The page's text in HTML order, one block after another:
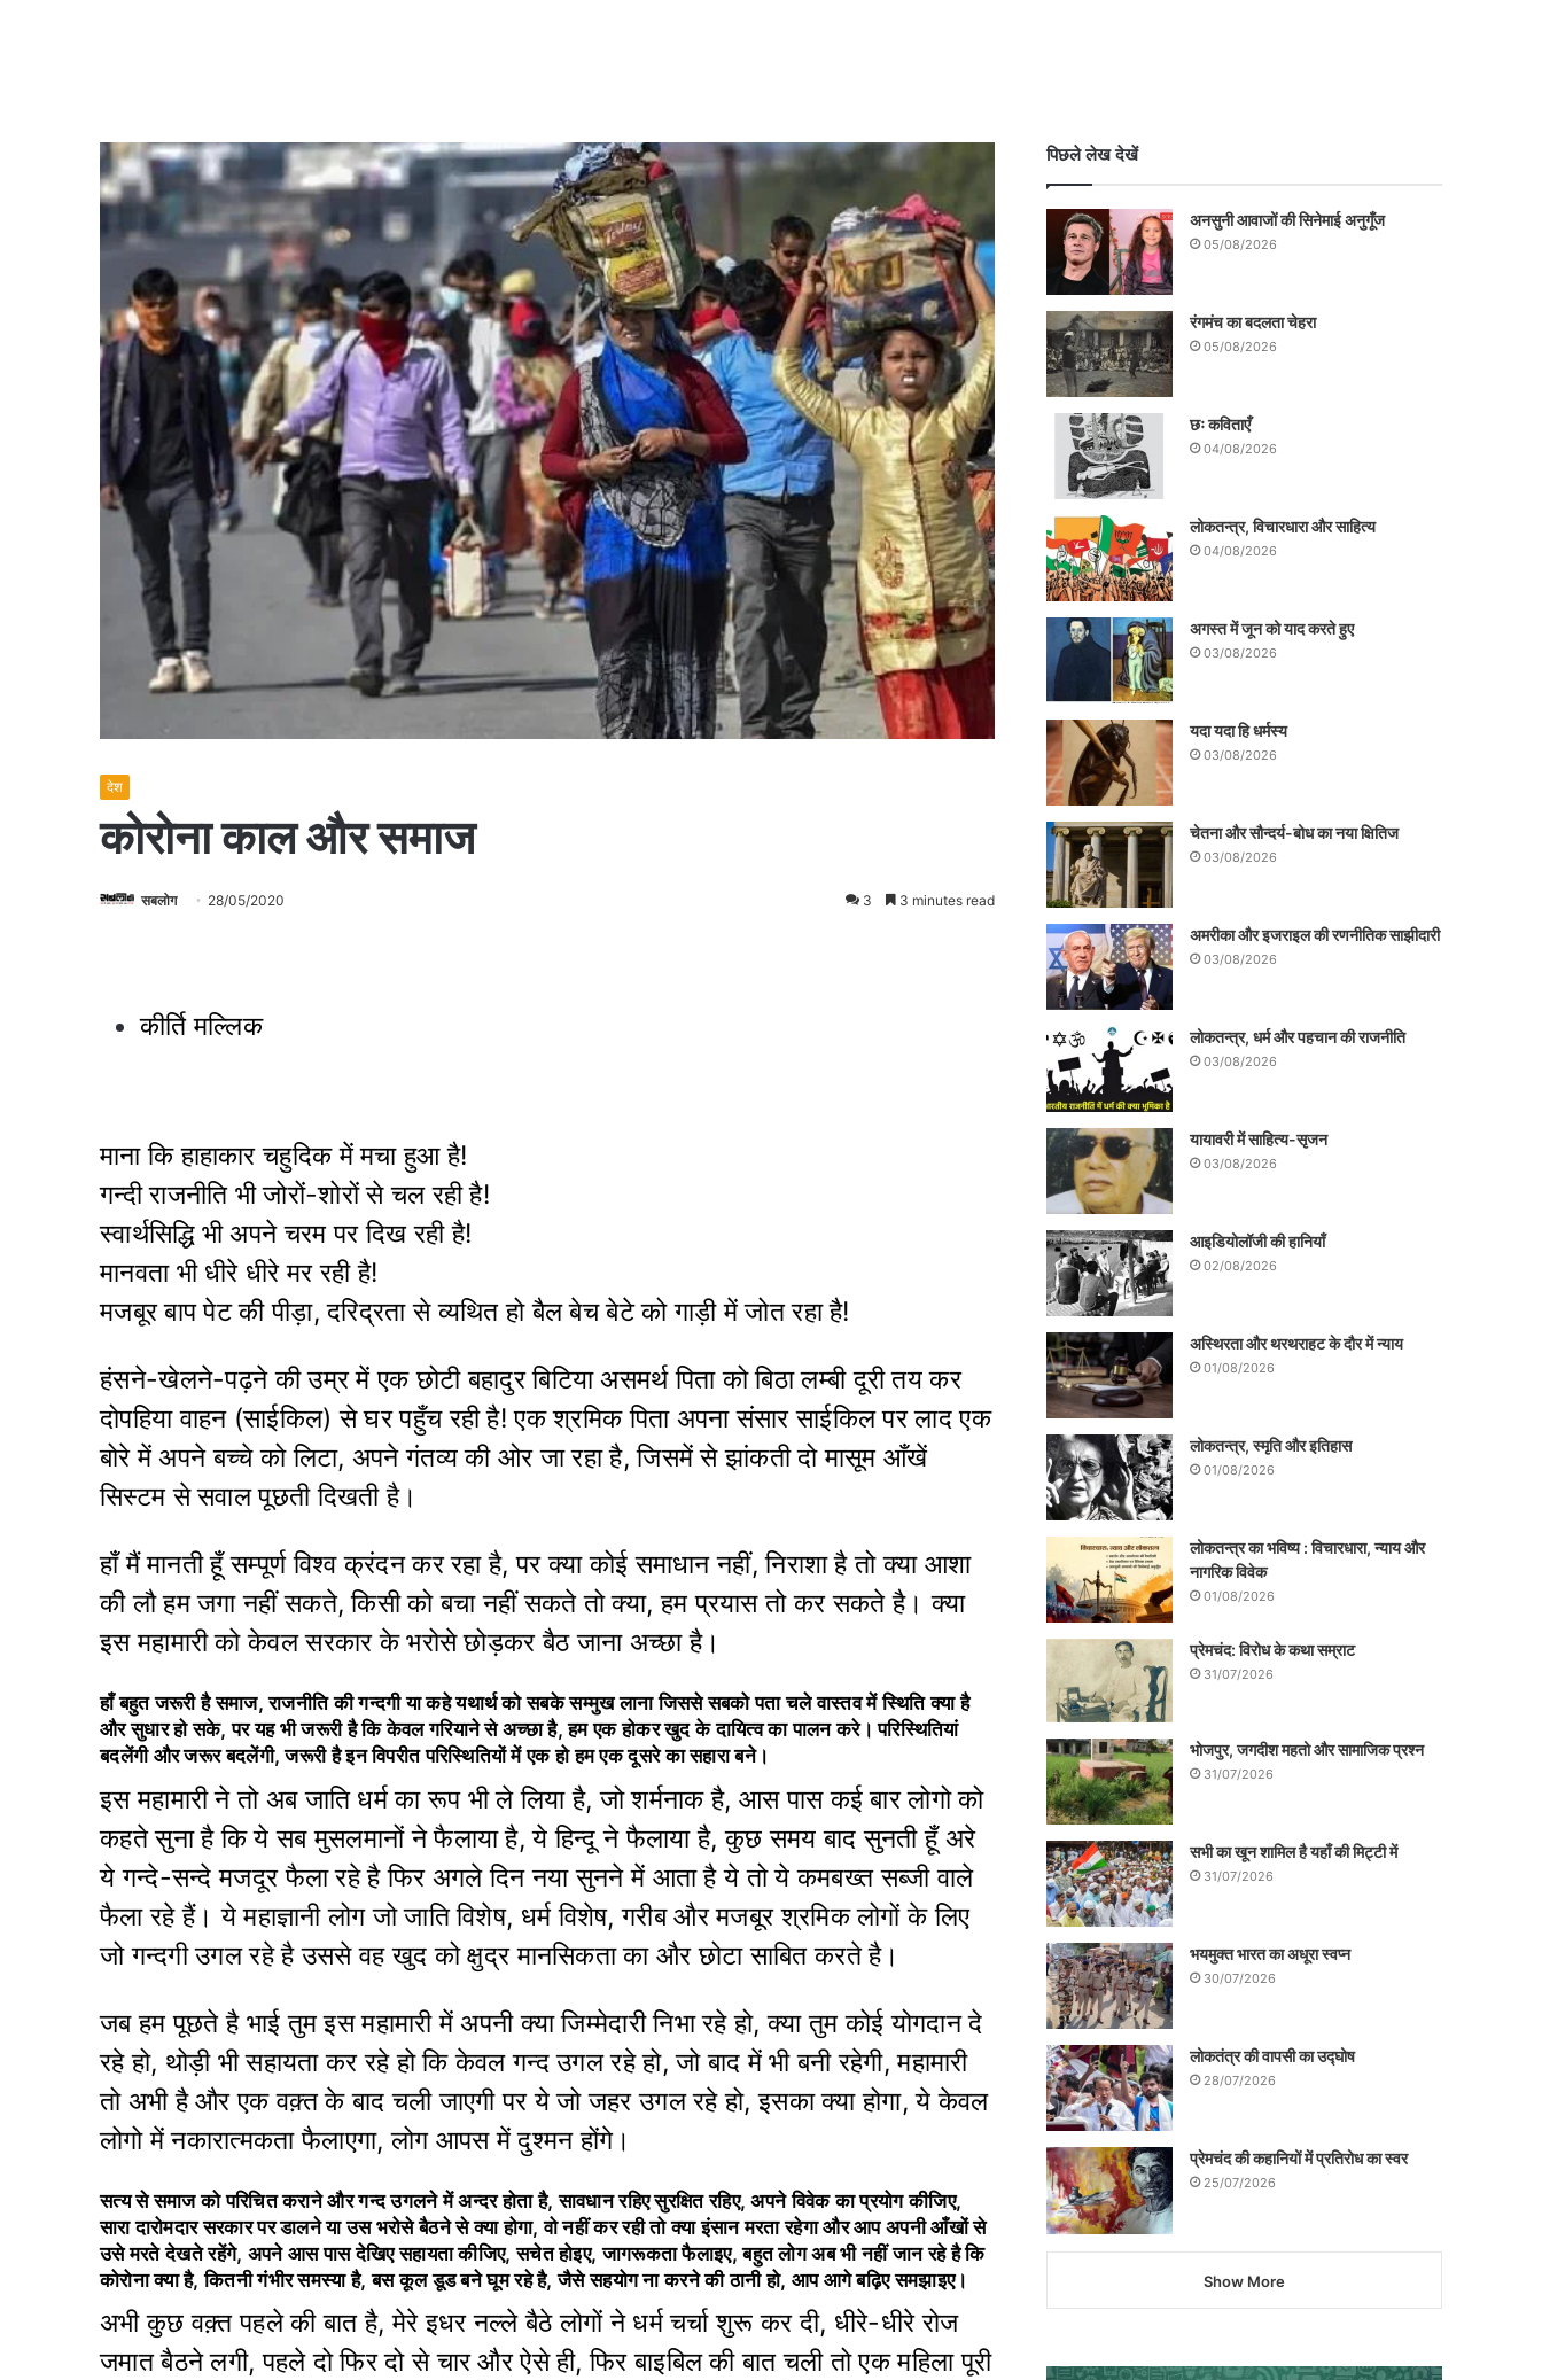
देश
कोरोना काल और समाज
सबलोग 28/05/2020 3 3 minutes read
कीर्ति मल्लिक
माना कि हाहाकार चहुदिक में मचा हुआ है!
गन्दी राजनीति भी जोरों-शोरों से चल रही है!
स्वार्थसिद्धि भी अपने चरम पर दिख रही है!
मानवता भी धीरे धीरे मर रही है!
मजबूर बाप पेट की पीड़ा, दरिद्रता से व्यथित हो बैल बेच बेटे को गाड़ी में जोत रहा है!
हंसने-खेलने-पढ़ने की उम्र में एक छोटी बहादुर बिटिया असमर्थ पिता को बिठा लम्बी दूरी तय कर
दोपहिया वाहन (साईकिल) से घर पहुँच रही है! एक श्रमिक पिता अपना संसार साईकिल पर लाद एक
बोरे में अपने बच्चे को लिटा, अपने गंतव्य की ओर जा रहा है, जिसमें से झांकती दो मासूम आँखें
सिस्टम से सवाल पूछती दिखती है।
हाँ मैं मानती हूँ सम्पूर्ण विश्व क्रंदन कर रहा है, पर क्या कोई समाधान नहीं, निराशा है तो क्या आशा
की लौ हम जगा नहीं सकते, किसी को बचा नहीं सकते तो क्या, हम प्रयास तो कर सकते है। क्या
इस महामारी को केवल सरकार के भरोसे छोड़कर बैठ जाना अच्छा है।
हाँ बहुत जरूरी है समाज, राजनीति की गन्दगी या कहेयथार्थ को सबके सम्मुख लाना जिससे सबको पता चलेवास्तव में स्थिति क्या है
और सुधार हो सके, पर यह भीजरूरी है कि केवल गरियाने से अच्छा है, हम एक होकरखुद के दायित्व का पालन करे। परिस्थितियां
बदलेंगी औरजरूर बदलेंगी, जरूरी है इन विपरीत परिस्थितियों में एकहो हम एक दूसरे का सहारा बने।
इस महामारी ने तो अब जाति धर्म का रूप भी ले लिया है, जो शर्मनाक है, आस पास कई बार लोगो को
कहते सुना है कि ये सब मुसलमानों ने फैलाया है, ये हिन्दू ने फैलाया है, कुछ समय बाद सुनती हूँ अरे
ये गन्दे-सन्दे मजदूर फैला रहे है फिर अगले दिन नया सुनने में आता है ये तो ये कमबख्त सब्जी वाले
फैला रहे हैं। ये महाज्ञानी लोग जो जाति विशेष, धर्म विशेष, गरीब और मजबूर श्रमिक लोगों के लिए
जो गन्दगी उगल रहे है उससे वह खुद को क्षुद्र मानसिकता का और छोटा साबित करते है।
जब हम पूछते है भाई तुम इस महामारी में अपनी क्या जिम्मेदारी निभा रहे हो, क्या तुम कोई योगदान दे
रहे हो, थोड़ी भी सहायता कर रहे हो कि केवल गन्द उगल रहे हो, जो बाद में भी बनी रहेगी, महामारी
तो अभी है और एक वक़्त के बाद चली जाएगी पर ये जो जहर उगल रहे हो, इसका क्या होगा, ये केवल
लोगो में नकारात्मकता फैलाएगा, लोग आपस में दुश्मन होंगे।
सत्य से समाज को परिचित कराने और गन्द उगलने में अन्दर होता है, सावधान रहिए सुरक्षित रहिए, अपने विवेक का प्रयोग कीजिए,
सारा दारोमदार सरकार पर डालने या उस भरोसे बैठने से क्या होगा, वो नहीं कर रही तो क्या इंसान मरता रहेगा और आप अपनी आँखों से
उसे मरते देखते रहेंगे, अपने आस पास देखिए सहायता कीजिए, सचेत होइए, जागरूकता फैलाइए, बहुत लोग अब भी नहीं जान रहे है कि
कोरोना क्या है, कितनी गंभीर समस्या है, बस कूल डूड बने घूम रहे है, जैसे सहयोग ना करने की ठानी हो, आप आगे बढ़िए समझाइए।
अभी कुछ वक़्त पहले की बात है, मेरे इधर नल्ले बैठे लोगों ने धर्म चर्चा शुरू कर दी, धीरे-धीरे रोज
जमात बैठने लगी, पहले दो फिर दो से चार और ऐसे ही, फिर बाइबिल की बात चली तो एक महिला पूरी
पिछले लेख देखें
अनसुनी आवाजों की सिनेमाई अनुगूँज
05/08/2026
रंगमंच का बदलता चेहरा
05/08/2026
छः कविताएँ
04/08/2026
लोकतन्त्र, विचारधारा और साहित्य
04/08/2026
अगस्त में जून को याद करते हुए
03/08/2026
यदा यदा हि धर्मस्य
03/08/2026
चेतना और सौन्दर्य-बोध का नया क्षितिज
03/08/2026
अमरीका और इजराइल की रणनीतिक साझीदारी
03/08/2026
लोकतन्त्र, धर्म और पहचान की राजनीति
03/08/2026
यायावरी में साहित्य-सृजन
03/08/2026
आइडियोलॉजी की हानियाँ
02/08/2026
अस्थिरता और थरथराहट के दौर में न्याय
01/08/2026
लोकतन्त्र, स्मृति और इतिहास
01/08/2026
लोकतन्त्र का भविष्य : विचारधारा, न्याय और
नागरिक विवेक
01/08/2026
प्रेमचंद: विरोध के कथा सम्राट
31/07/2026
भोजपुर, जगदीश महतो और सामाजिक प्रश्न
31/07/2026
सभी का खून शामिल है यहाँ की मिट्टी में
31/07/2026
भयमुक्त भारत का अधूरा स्वप्न
30/07/2026
लोकतंत्र की वापसी का उद्घोष
28/07/2026
प्रेमचंद की कहानियों में प्रतिरोध का स्वर
25/07/2026
Show More